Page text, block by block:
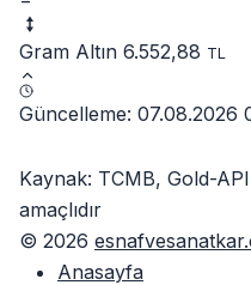
Gram Altın 6.552,88 TL
Güncelleme: 07.08.2026
Kaynak: TCMB, Gold-
amaçlıdır
© 2026
Anasayfa